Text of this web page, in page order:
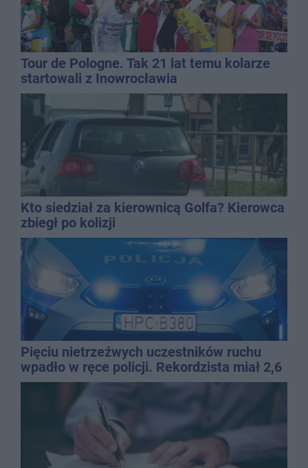
Tour de Pologne. Tak 21 lat temu kolarze
startowali z Inowrocławia
Kto siedział za kierownicą Golfa? Kierowca
zbiegł po kolizji
Pięciu nietrzeźwych uczestników ruchu
wpadło w ręce policji. Rekordzista miał 2,6
promila